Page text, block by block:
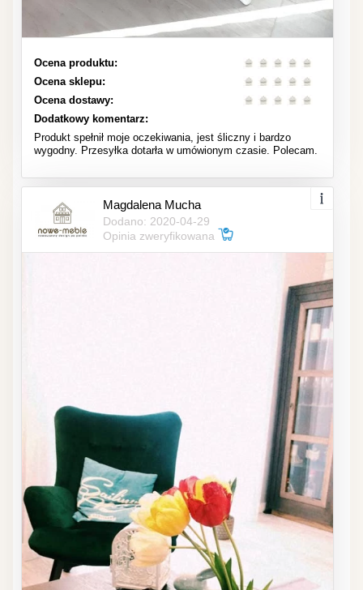
Ocena produktu:
Ocena sklepu:
Ocena dostawy:
Dodatkowy komentarz:
Produkt spełnił moje oczekiwania, jest śliczny i bardzo
wygodny. Przesyłka dotarła w umówionym czasie. Polecam.
Magdalena Mucha
Dodano: 2020-04-29
Opinia zweryfikowana